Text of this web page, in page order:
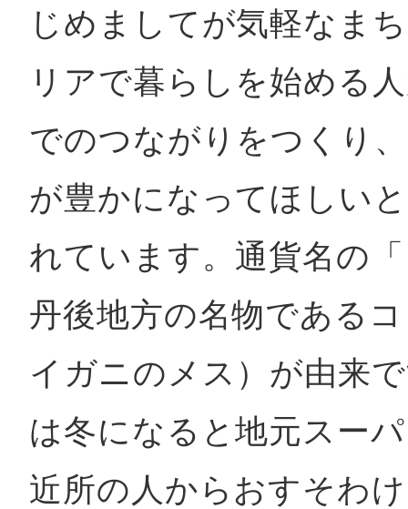
じめましてが気軽なま
リアで暮らしを始める
でのつながりをつくり
が豊かになってほしい
れています。通貨名の
丹後地方の名物である
イガニのメス）が由来
は冬になると地元スー
近所の人からおすそわ